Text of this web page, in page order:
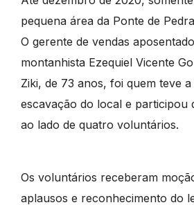
pequena área da Ponte de
O gerente de vendas
montanhista Ezequiel Vicente
Ziki, de 73 anos, foi quem teve a
escavação do local e participou
ao lado de quatro voluntários.
Os voluntários receberam
aplausos e reconhecimento do